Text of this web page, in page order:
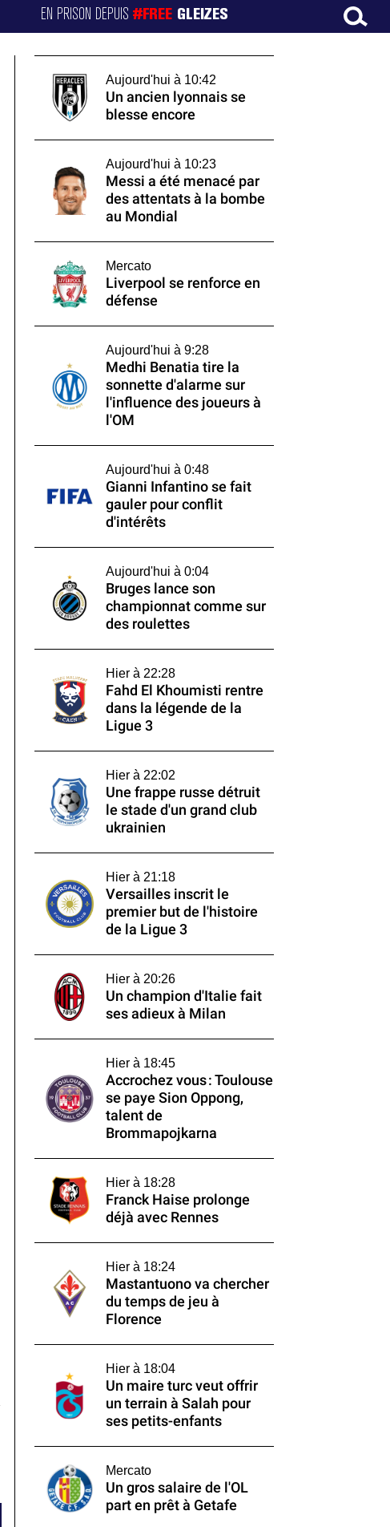
EN PRISON DEPUIS#FREE GLEIZES
Aujourd'hui à 10:42
Un ancien lyonnais se
blesse encore
Aujourd'hui à 10:23
Messi a été menacé par
des attentats à la bombe
au Mondial
Mercato
Liverpool se renforce en
défense
Aujourd'hui à 9:28
Medhi Benatia tire la
sonnette d'alarme sur
l'influence des joueurs à
l'OM
Aujourd'hui à 0:48
Gianni Infantino se fait
gauler pour conflit
d'intérêts
Aujourd'hui à 0:04
Bruges lance son
championnat comme sur
des roulettes
Hier à 22:28
Fahd El Khoumisti rentre
dans la légende de la
Ligue 3
Hier à 22:02
Une frappe russe détruit
le stade d'un grand club
ukrainien
Hier à 21:18
Versailles inscrit le
premier but de l'histoire
de la Ligue 3
Hier à 20:26
Un champion d'Italie fait
ses adieux à Milan
Hier à 18:45
Accrochez vous : Toulouse
se paye Sion Oppong,
talent de
Brommapojkarna
Hier à 18:28
Franck Haise prolonge
déjà avec Rennes
Hier à 18:24
Mastantuono va chercher
du temps de jeu à
Florence
Hier à 18:04
Un maire turc veut offrir
un terrain à Salah pour
ses petits-enfants
Mercato
Un gros salaire de l'OL
part en prêt à Getafe